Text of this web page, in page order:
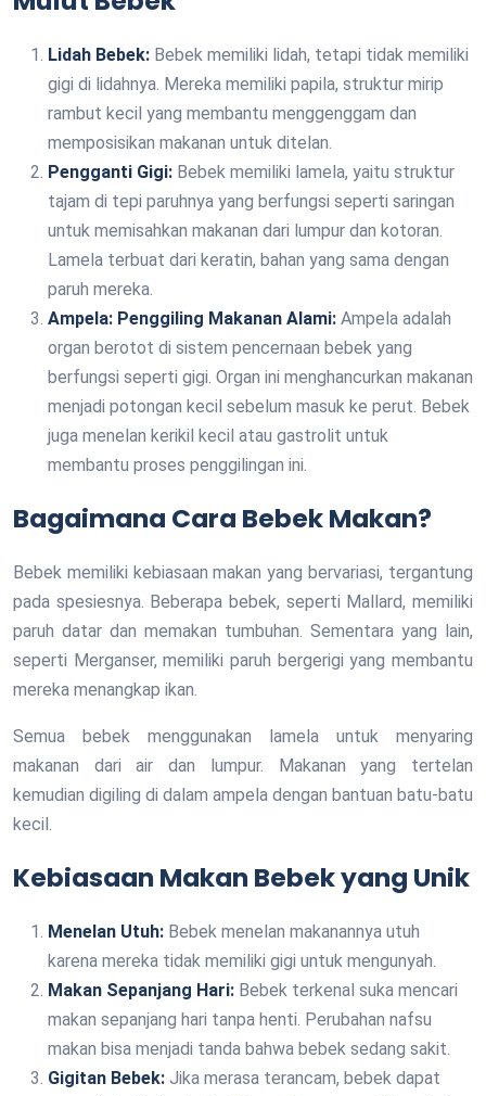
Lidah Bebek: Bebek memiliki lidah, tetapi tidak memiliki
gigi di lidahnya. Mereka memiliki papila, struktur mirip
rambut kecil yang membantu menggenggam dan
memposisikan makanan untuk ditelan.
Pengganti Gigi: Bebek memiliki lamela, yaitu struktur
tajam di tepi paruhnya yang berfungsi seperti saringan
untuk memisahkan makanan dari lumpur dan kotoran.
Lamela terbuat dari keratin, bahan yang sama dengan
paruh mereka.
Ampela: Penggiling Makanan Alami: Ampela adalah
organ berotot di sistem pencernaan bebek yang
berfungsi seperti gigi. Organ ini menghancurkan makanan
menjadi potongan kecil sebelum masuk ke perut. Bebek
juga menelan kerikil kecil atau gastrolit untuk
membantu proses penggilingan ini.
Bagaimana Cara Bebek Makan?
Bebek memiliki kebiasaan makan yang bervariasi, tergantung
pada spesiesnya. Beberapa bebek, seperti Mallard, memiliki
paruh datar dan memakan tumbuhan. Sementara yang lain,
seperti Merganser, memiliki paruh bergerigi yang membantu
mereka menangkap ikan.
Semua bebek menggunakan lamela untuk menyaring
makanan dari air dan lumpur. Makanan yang tertelan
kemudian digiling di dalam ampela dengan bantuan batu-batu
kecil.
Kebiasaan Makan Bebek yang Unik
Menelan Utuh: Bebek menelan makanannya utuh
karena mereka tidak memiliki gigi untuk mengunyah.
Makan Sepanjang Hari: Bebek terkenal suka mencari
makan sepanjang hari tanpa henti. Perubahan nafsu
makan bisa menjadi tanda bahwa bebek sedang sakit.
Gigitan Bebek: Jika merasa terancam, bebek dapat